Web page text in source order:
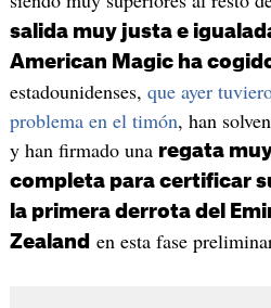
salida muy justa e
American Magic ha
estadounidenses, que ayer
problema en el timón, han
y han firmado una regata
completa para certificar
la primera derrota del
Zealand en esta fase